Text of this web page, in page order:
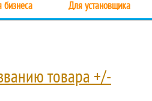
бизнеса Для установщика
товара +/-